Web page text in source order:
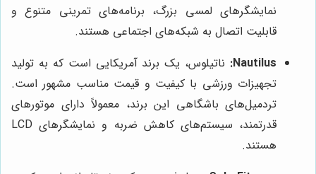
نمایشگرهای لمسی بزرگ، برنامه‌های تمرینی متنوع و
قابلیت اتصال به شبکه‌های اجتماعی هستند.
Nautilus: ناتیلوس، یک برند آمریکایی است که به تولید
تجهیزات ورزشی با کیفیت و قیمت مناسب مشهور است.
تردمیل‌های باشگاهی این برند، معمولاً دارای موتورهای
قدرتمند، سیستم‌های کاهش ضربه و نمایشگرهای LCD
هستند.